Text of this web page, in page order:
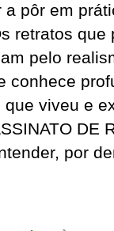
pôr em
retratos
pelo
conhece
viveu e
DE
por